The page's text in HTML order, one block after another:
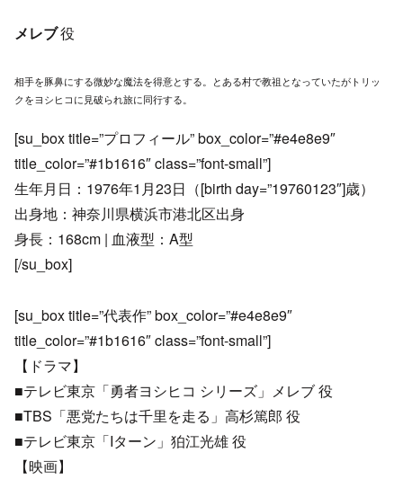
メレブ役
相手を豚鼻にする微妙な魔法を得意とする。とある村で教祖となっていたがトリッ
クをヨシヒコに見破られ旅に同行する。
[su_box title=”プロフィール” box_color=”#e4e8e9″
title_color=”#1b1616″ class=”font-small”]
生年月日：1976年1月23日（[birth day=”19760123″]歳）
出身地：神奈川県横浜市港北区出身
身長：168cm | 血液型：A型
[/su_box]
[su_box title=”代表作” box_color=”#e4e8e9″
title_color=”#1b1616″ class=”font-small”]
【ドラマ】
■テレビ東京「勇者ヨシヒコ シリーズ」メレブ 役
■TBS「悪党たちは千里を走る」高杉篤郎 役
■テレビ東京「Iターン」狛江光雄 役
【映画】